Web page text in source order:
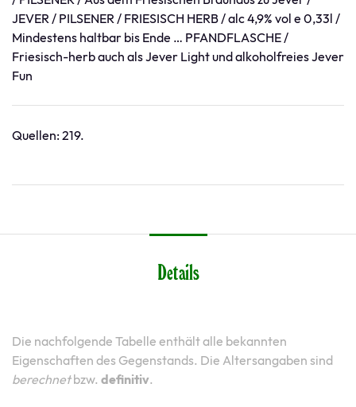
JEVER / PILSENER / FRIESISCH HERB / alc 4,9% vol e 0,33l /
Mindestens haltbar bis Ende … PFANDFLASCHE /
Friesisch-herb auch als Jever Light und alkoholfreies Jever
Fun
Quellen: 219.
Details
Die nachfolgende Tabelle enthält alle bekannten
Eigenschaften des Gegenstands. Die Altersangaben sind
berechnetbzw. definitiv.